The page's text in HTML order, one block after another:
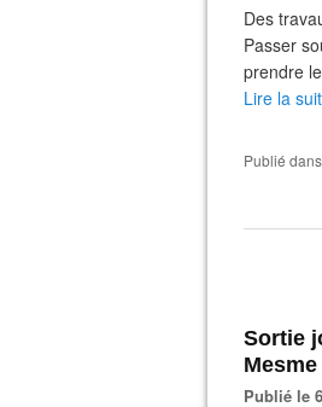
Des
Passer
prendre
Lire la
Publié dans
Sortie
Publié le